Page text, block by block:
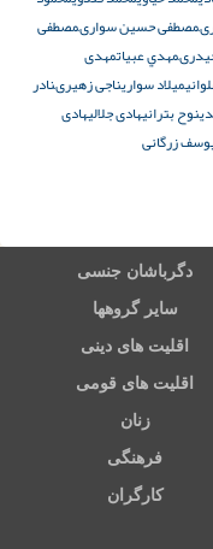
مصطفى حسين سوارىمصطفى
مهدي عبياتمهدی
میلاد سواریناجى زهيرىنادر
نوح بترانیهادى جلالىهادى
زرگانى
دگرباشان جنسی
سایر گروهها
اقلیت های دینی
اقلیت های قومی
زنان
فرهنگی
کارگران